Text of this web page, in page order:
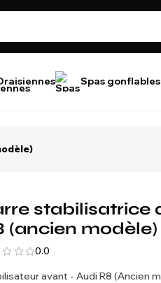
Spas gonflables
stabilisatrice
(ancien modèle)
0.0
avant - Audi R8 (Ancien